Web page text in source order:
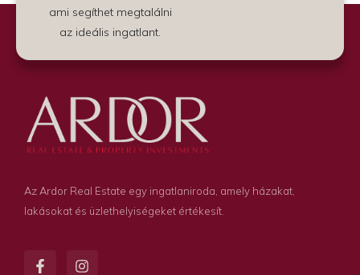
ami segíthet megtalálni
az ideális ingatlant.
Az Ardor Real Estate egy ingatlaniroda, amely házakat,
lakásokat és üzlethelyiségeket értékesít.